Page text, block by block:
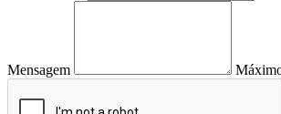
Mensagem